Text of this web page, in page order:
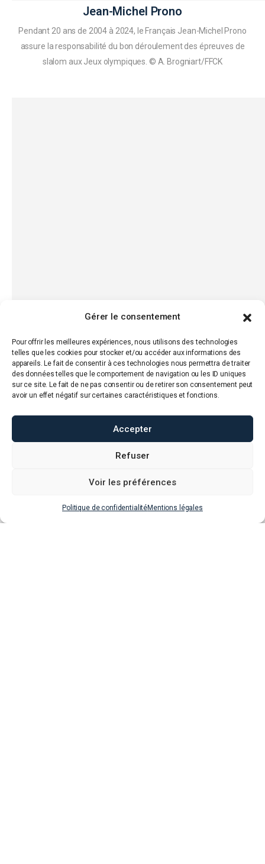
Gérer le consentement
Pour offrir les meilleures expériences, nous utilisons des technologies
telles que les cookies pour stocker et/ou accéder aux informations des
appareils. Le fait de consentir à ces technologies nous permettra de traiter
des données telles que le comportement de navigation ou les ID uniques
sur ce site. Le fait de ne pas consentir ou de retirer son consentement peut
avoir un effet négatif sur certaines caractéristiques et fonctions.
Accepter
Refuser
Voir les préférences
Politique de confidentialitéMentions légales
Jean-Michel Prono
Pendant 20 ans de 2004 à 2024, le Français Jean-Michel Prono
assure la responsabilité du bon déroulement des épreuves de
slalom aux Jeux olympiques. © A. Brogniart/FFCK